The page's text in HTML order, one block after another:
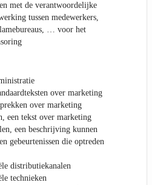
met de verantwoordelijke
tussen medewerkers,
… voor het
over marketing
over marketing
een tekst over marketing
een beschrijving kunnen
gebeurtenissen die optreden
distributiekanalen
technieken